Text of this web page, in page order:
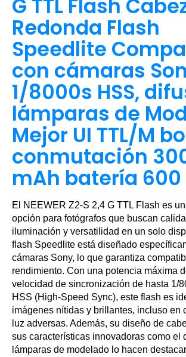
G TTL Flash
Redonda Flash
Speedlite
con cámaras
1/8000s HSS,
lámparas de
Mejor UI TTL/M
conmutación
mAh batería 600
El NEEWER Z2-S 2,4 G TTL Flash es
opción para fotógrafos que buscan
iluminación y versatilidad en un solo
flash Speedlite está diseñado
cámaras Sony, lo que garantiza
rendimiento. Con una potencia máxima
velocidad de sincronización de hasta 1/
HSS (High-Speed Sync), este flash es
imágenes nítidas y brillantes, incluso en
luz adversas. Además, su diseño de
sus características innovadoras como el
lámparas de modelado lo hacen